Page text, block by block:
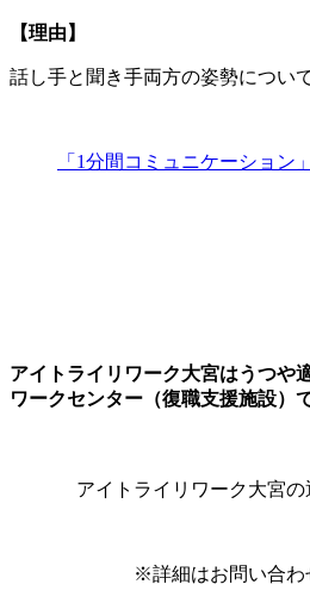
【理由】
話し手と聞き手両方の姿勢につい
「1分間コミュニケーション
アイトライリワーク大宮はうつや
ワークセンター（復職支援施設）
アイトライリワーク大宮
※詳細はお問い合わ